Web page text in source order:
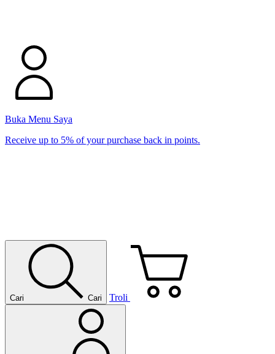
Buka Menu Saya
Receive up to 5% of your purchase back in points.
Cari Cari Troli